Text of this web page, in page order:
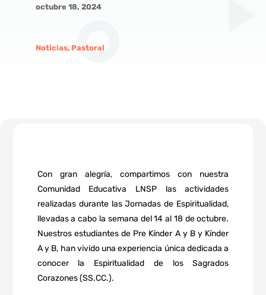
octubre 18, 2024
Noticias, Pastoral
Con gran alegría, compartimos con nuestra
Comunidad Educativa LNSP las actividades
realizadas durante las Jornadas de Espiritualidad,
llevadas a cabo la semana del 14 al 18 de octubre.
Nuestros estudiantes de Pre Kínder A y B y Kínder
A y B, han vivido una experiencia única dedicada a
conocer la Espiritualidad de los Sagrados
Corazones (SS.CC.).